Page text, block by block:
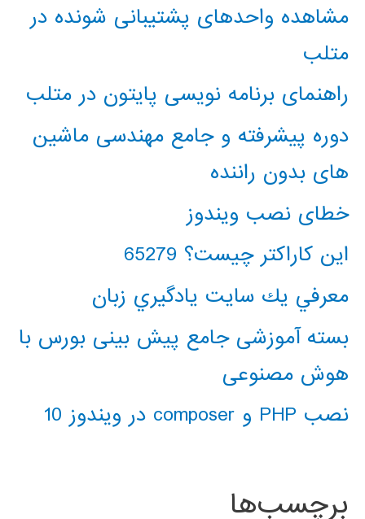
مشاهده واحدهای پشتیبانی شونده در
متلب
راهنمای برنامه نویسی پایتون در متلب
دوره پیشرفته و جامع مهندسی ماشین
های بدون راننده
خطای نصب ویندوز
این کاراکتر چیست؟ 65279
معرفي يك سايت يادگيري زبان
بسته آموزشی جامع پیش بینی بورس با
هوش مصنوعی
نصب PHP و composer در ویندوز 10
برچسب‌ها